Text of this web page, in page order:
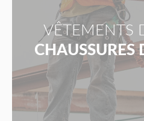
VÊTEMENTS
CHAUSSURES